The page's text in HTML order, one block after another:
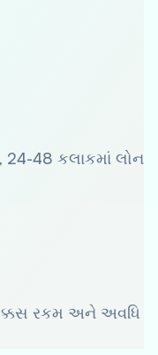
24-48 કલાકમાં લોન
રકમ અને અવધિ